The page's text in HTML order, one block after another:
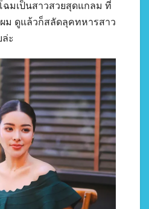
ฉมเป็นสาวสวยสุดแกลม ที่
ผม ดูแล้วก็สลัดลุคทหารสาว
ล่ะ